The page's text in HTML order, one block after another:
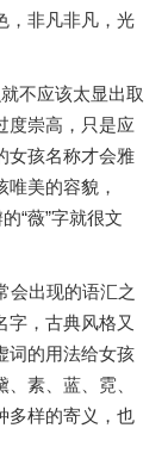
，非凡非凡，光
不应该太显出取
度崇高，只是应
女孩名称才会雅
美的容貌，
“薇”字就很文
会出现的语汇之
字，古典风格又
词的用法给女孩
素、蓝、霓、
多样的寄义，也